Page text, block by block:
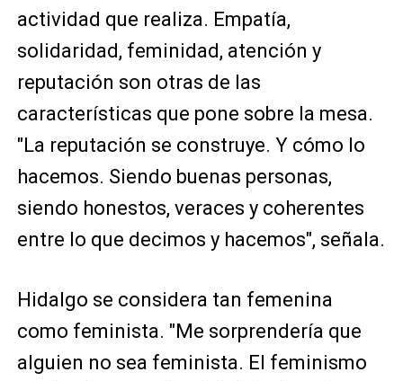
actividad que realiza. Empatía,
solidaridad, feminidad, atención y
reputación son otras de las
características que pone sobre la mesa.
"La reputación se construye. Y cómo lo
hacemos. Siendo buenas personas,
siendo honestos, veraces y coherentes
entre lo que decimos y hacemos", señala.
Hidalgo se considera tan femenina
como feminista. "Me sorprendería que
alguien no sea feminista. El feminismo